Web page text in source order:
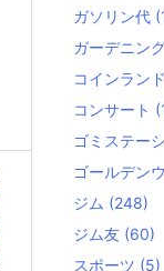
ガソリン代
ガーデニン
コインラン
コンサート
ゴミステー
ゴールデン
ジム (248)
ジム友 (60)
スポーツ (5)